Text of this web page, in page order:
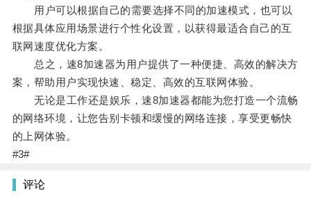
用户可以根据自己的需要选择不同的加速模式，也可以
根据具体应用场景进行个性化设置，以获得最适合自己的互
联网速度优化方案。
总之，速8加速器为用户提供了一种便捷、高效的解决方
案，帮助用户实现快速、稳定、高效的互联网体验。
无论是工作还是娱乐，速8加速器都能为您打造一个流畅
的网络环境，让您告别卡顿和缓慢的网络连接，享受更畅快
的上网体验。
#3#
评论